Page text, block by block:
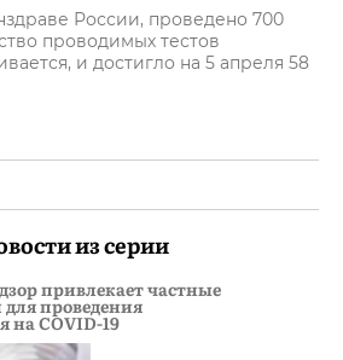
России, проведено 700
проводимых тестов
и достигло на 5 апреля 58
из серии
привлекает частные
проведения
на COVID-19